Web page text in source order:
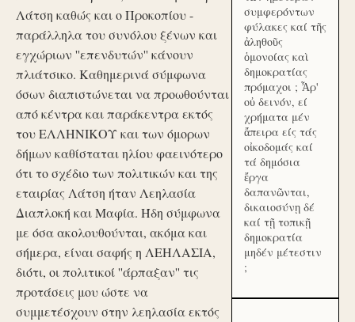
Λάτση καθώς και ο Προκοπίου -
παράλληλα του συνόλου ξένων και
εγχώριων ''επενδυτών'' κάνουν
πλιάτσικο. Καθημερινά σύμφωνα
όσων διαπιστώνεται να προωθούνται
από κέντρα και παράκεντρα εκτός
του ΕΛΛΗΝΙΚΟΥ και των όμορων
δήμων καθίσταται ηλίου φαεινότερο
ότι το σχέδιο των πολιτικών και της
εταιρίας Λάτση ήταν Λεηλασία
Διαπλοκή και Μαφία. Ήδη σύμφωνα
με όσα ακολουθούνται, ακόμα και
σήμερα, είναι σαφής η ΛΕΗΛΑΣΙΑ,
διότι, οι πολιτικοί ''άρπαξαν'' τις
προτάσεις μου ώστε να
συμμετέσχουν στην λεηλασία εκτός
συμφερόντων
φύλακες καί τῆς
ἀληθοῦς
ὁμονοίας καὶ
δημοκρατίας
πρόμαχοι ; Ἆρ'
οὐ δεινόν, εί
χρήματα μέν
ἄπειρα είς τάς
οἰκοδομάς καί
τά δημόσια
ἔργα
δαπανῶνται,
δικαιοσύνῃ δέ
καί τῇ τοπικῇ
δημοκρατία
μηδέν μέτεστιν
;